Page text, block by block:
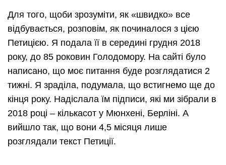
Для того, щоби зрозуміти, як «швидко» все
відбувається, розповім, як починалося з цією
Петицією. Я подала її в середині грудня 2018
року, до 85 роковин Голодомору. На сайті було
написано, що моє питання буде розглядатися 2
тижні. Я зраділа, подумала, що встигнемо ще до
кінця року. Надіслала їм підписи, які ми зібрали в
2018 році – кількасот у Мюнхені, Берліні. А
вийшло так, що вони 4,5 місяця лише
розглядали текст Петиції.